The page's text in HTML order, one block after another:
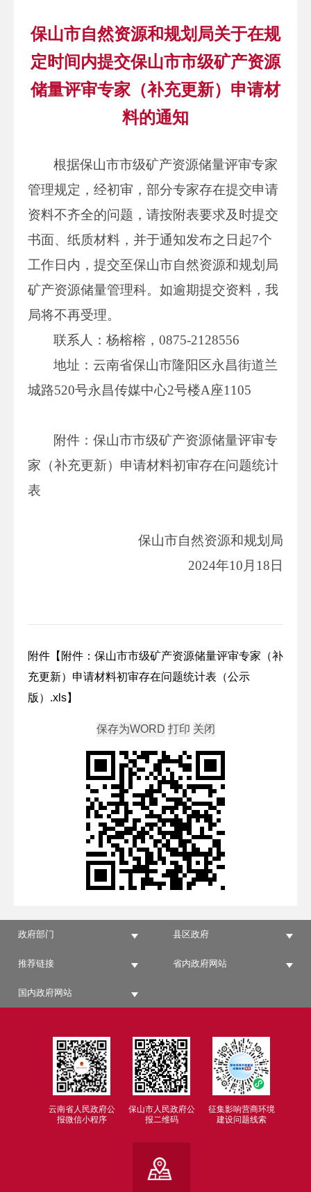
保山市自然资源和规划局关于在规
定时间内提交保山市市级矿产资源
储量评审专家（补充更新）申请材
料的通知
根据保山市市级矿产资源储量评审专家
管理规定，经初审，部分专家存在提交申请
资料不齐全的问题，请按附表要求及时提交
书面、纸质材料，并于通知发布之日起7个
工作日内，提交至保山市自然资源和规划局
矿产资源储量管理科。如逾期提交资料，我
局将不再受理。
联系人：杨榕榕，0875-2128556
地址：云南省保山市隆阳区永昌街道兰
城路520号永昌传媒中心2号楼A座1105
附件：保山市市级矿产资源储量评审专
家（补充更新）申请材料初审存在问题统计
表
保山市自然资源和规划局
2024年10月18日
附件【 附件：保山市市级矿产资源储量评审专家（补
充更新）申请材料初审存在问题统计表（公示
版）.xls】
政府部门 县区政府
推荐链接 省内政府网站
国内政府网站
云南省人民政府公
报微信小程序
保山市人民政府公
报二维码
征集影响营商环境
建设问题线索